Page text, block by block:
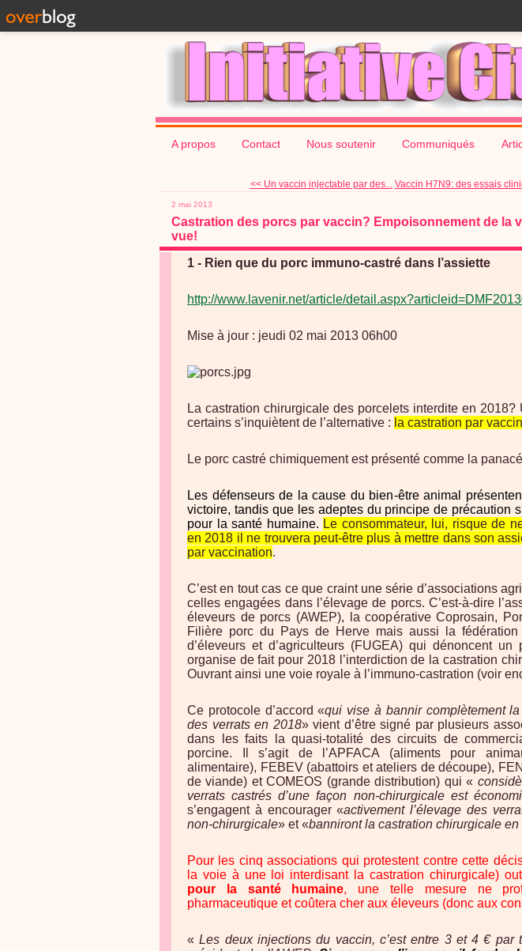
A propos Contact Nous soutenir Communiqués
<< Un vaccin injectable par des... Vaccin H7N9: des essais
2 mai 2013
Castration des porcs par vaccin? Empoisonnement de la
vue!
1 - Rien que du porc immuno-castré dans l’assiette
http://www.lavenir.net/article/
Mise à jour : jeudi 02 mai 2013 06h00
La castration chirurgicale des porcelets interdite en
certains s’inquiètent de l’alternative : la castration par vaccin
Le porc castré chimiquement est présenté comme la
Les défenseurs de la cause du bien-être animal
victoire, tandis que les adeptes du principe de précaution
pour la santé humaine. Le consommateur, lui, risque de
en 2018 il ne trouvera peut-être plus à mettre dans son
par vaccination.
C’est en tout cas ce que craint une série d’associations
celles engagées dans l’élevage de porcs. C’est-à-dire
éleveurs de porcs (AWEP), la coopérative Coprosain,
Filière porc du Pays de Herve mais aussi la fédération
d’éleveurs et d’agriculteurs (FUGEA) qui dénoncent un
organise de fait pour 2018 l’interdiction de la castration
Ouvrant ainsi une voie royale à l’immuno-castration (voir
Ce protocole d’accord «qui vise à bannir complètement
des verrats en 2018» vient d’être signé par plusieurs
dans les faits la quasi-totalité des circuits de
porcine. Il s’agit de l’APFACA (aliments pour
alimentaire), FEBEV (abattoirs et ateliers de découpe),
de viande) et COMEOS (grande distribution) qui «
verrats castrés d’une façon non-chirurgicale est
s’engagent à encourager «activement l’élevage des
non-chirurgicale» et «banniront la castration chirurgicale en
Pour les cinq associations qui protestent contre cette
la voie à une loi interdisant la castration chirurgicale)
pour la santé humaine, une telle mesure ne
pharmaceutique et coûtera cher aux éleveurs (donc aux
«Les deux injections du vaccin, c’est entre 3 et 4 € par